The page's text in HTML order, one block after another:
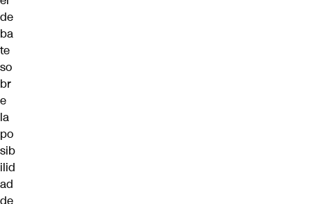
de
ba
te
so
br
e
la
po
sib
ilid
ad